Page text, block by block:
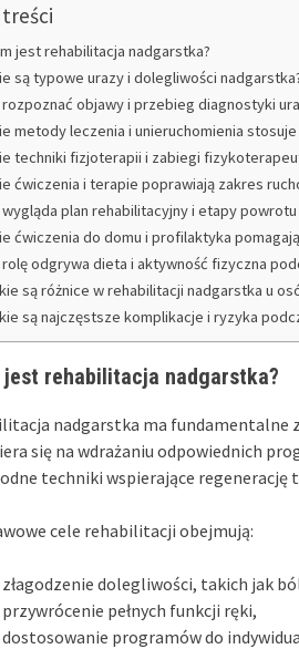
jest rehabilitacja nadgarstka?
są typowe urazy i dolegliwości
rozpoznać objawy i przebieg diagnostyki
metody leczenia i unieruchomienia
techniki fizjoterapii i zabiegi
ćwiczenia i terapie poprawiają zakres
wygląda plan rehabilitacyjny i etapy
ćwiczenia do domu i profilaktyka
rolę odgrywa dieta i aktywność fizyczna
są różnice w rehabilitacji nadgarstka u
są najczęstsze komplikacje i ryzyka
jest rehabilitacja nadgarstka?
nadgarstka ma fundamentalne
się na wdrażaniu odpowiednich
techniki wspierające regenerację
cele rehabilitacji obejmują:
złagodzenie dolegliwości, takich jak
przywrócenie pełnych funkcji ręki,
dostosowanie programów do